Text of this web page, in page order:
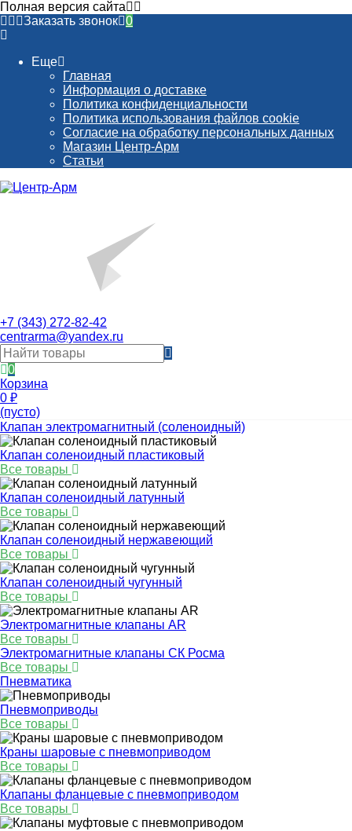
Полная версия сайта
Заказать звонок 0
Еще
Главная
Информация о доставке
Политика конфиденциальности
Политика использования файлов cookie
Согласие на обработку персональных данных
Магазин Центр-Арм
Статьи
+7 (343) 272-82-42
centrarma@yandex.ru
0
Корзина
0 ₽
(пусто)
Клапан электромагнитный (соленоидный)
Клапан соленоидный пластиковый
Все товары
Клапан соленоидный латунный
Все товары
Клапан соленоидный нержавеющий
Все товары
Клапан соленоидный чугунный
Все товары
Электромагнитные клапаны AR
Все товары
Электромагнитные клапаны СК Росма
Все товары
Пневматика
Пневмоприводы
Все товары
Краны шаровые с пневмоприводом
Все товары
Клапаны фланцевые с пневмоприводом
Все товары